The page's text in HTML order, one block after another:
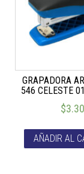
GRAPADORA
546 CELESTE
$3.30
AÑADIR AL